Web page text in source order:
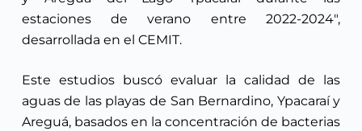
estaciones de verano entre 2022-2024″,
desarrollada en el CEMIT.
Este estudios buscó evaluar la calidad de las
aguas de las playas de San Bernardino, Ypacaraí y
Areguá, basados en la concentración de bacterias